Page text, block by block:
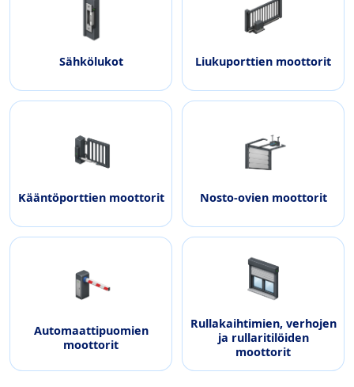
Sähkölukot Liukuporttien moottorit
Kääntöporttien moottorit Nosto-ovien moottorit
Automaattipuomien
moottorit
Rullakaihtimien, verhojen
ja rullaritilöiden
moottorit